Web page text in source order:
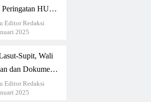
Peringatan HUT
Editor Redaksi
2025
Supit, Wali
dan Dokumen
Editor Redaksi
2025